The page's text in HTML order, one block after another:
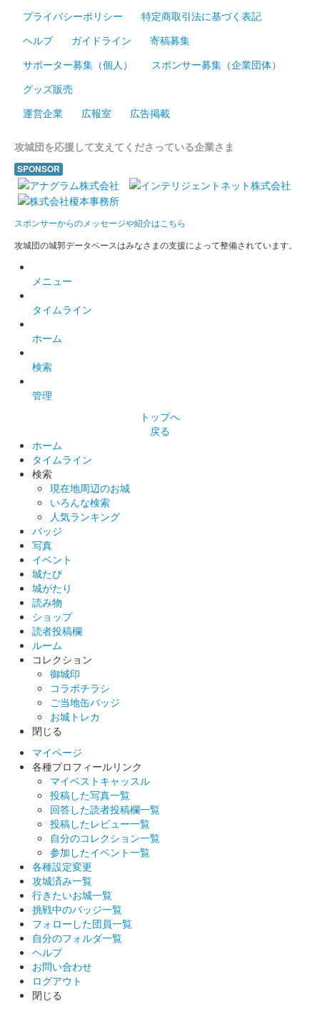
プライバシーポリシー
特定商取引法に基づく表記
ヘルプ
ガイドライン
寄稿募集
サポーター募集（個人）
スポンサー募集（企業団体）
グッズ販売
運営企業
広報室 広告掲載
攻城団を応援して支えてくださっている企業さま
SPONSOR
スポンサーからのメッセージや紹介はこちら
攻城団の城郭データベースはみなさまの支援によって整備されています。
メニュー
タイムライン
ホーム
検索
管理
トップへ
戻る
ホーム
タイムライン
検索
現在地周辺のお城
いろんな検索
人気ランキング
バッジ
写真
イベント
城たび
城がたり
読み物
ショップ
読者投稿欄
ルーム
コレクション
御城印
コラボチラシ
ご当地缶バッジ
お城トレカ
閉じる
マイページ
各種プロフィールリンク
マイベストキャッスル
投稿した写真一覧
回答した読者投稿欄一覧
投稿したレビュー一覧
自分のコレクション一覧
参加したイベント一覧
各種設定変更
攻城済み一覧
行きたいお城一覧
挑戦中のバッジ一覧
フォローした団員一覧
自分のフォルダ一覧
ヘルプ
お問い合わせ
ログアウト
閉じる